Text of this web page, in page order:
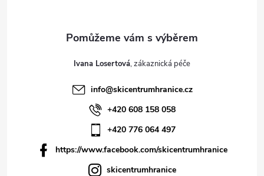
Ivana Losertová
info@skicentrumhranice.cz
+420 608 158 058
+420 776 064 497
https://www.facebook.com/skicentrumhranice
skicentrumhranice